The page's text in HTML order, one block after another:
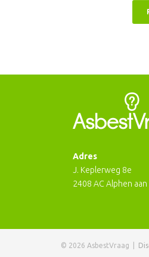
Adres
J. Keplerweg 8e
2408 AC Alphen aan
© 2026 AsbestVraag |